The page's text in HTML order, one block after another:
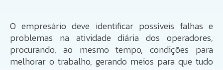
O empresário deve identificar possíveis falhas e
problemas na atividade diária dos operadores,
procurando, ao mesmo tempo, condições para
melhorar o trabalho, gerando meios para que tudo